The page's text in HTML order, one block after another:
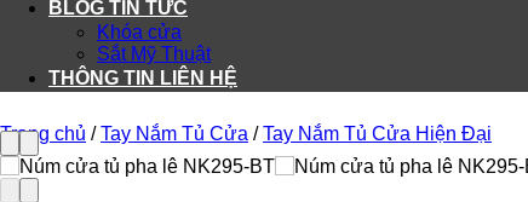
BLOG TIN TỨC
Khóa cửa
Sắt Mỹ Thuật
THÔNG TIN LIÊN HỆ
Trang chủ / Tay Nắm Tủ Cửa / Tay Nắm Tủ Cửa Hiện Đại